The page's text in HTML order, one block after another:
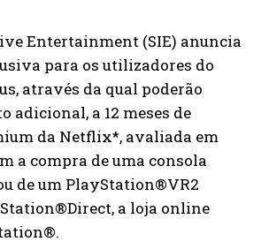
Entertainment (SIE) anuncia
para os utilizadores do
através da qual poderão
adicional, a 12 meses de
da Netflix*, avaliada em
a compra de uma consola
de um PlayStation®VR2
a loja online